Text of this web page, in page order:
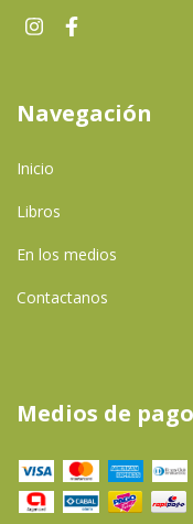
Navegación
Inicio
Libros
En los medios
Contactanos
Medios de pago